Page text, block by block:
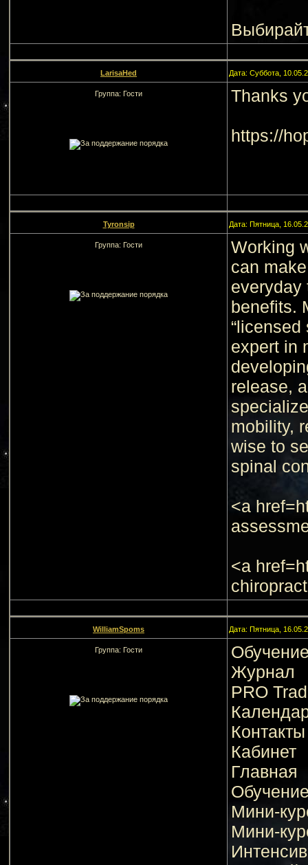
LarisaHed Дата: Суббота,
Группа: Гости Thanks
https://
Tyronsip Дата: Пятница,
Группа: Гости
Working
can
everyday
benefits.
expert in
release,
mobility,
wise to
spinal
<a
<a
WilliamSpoms Дата: Пятница,
Группа: Гости
Журнал
PRO
Контакты
Кабинет
Главная
Мини-
Мини-